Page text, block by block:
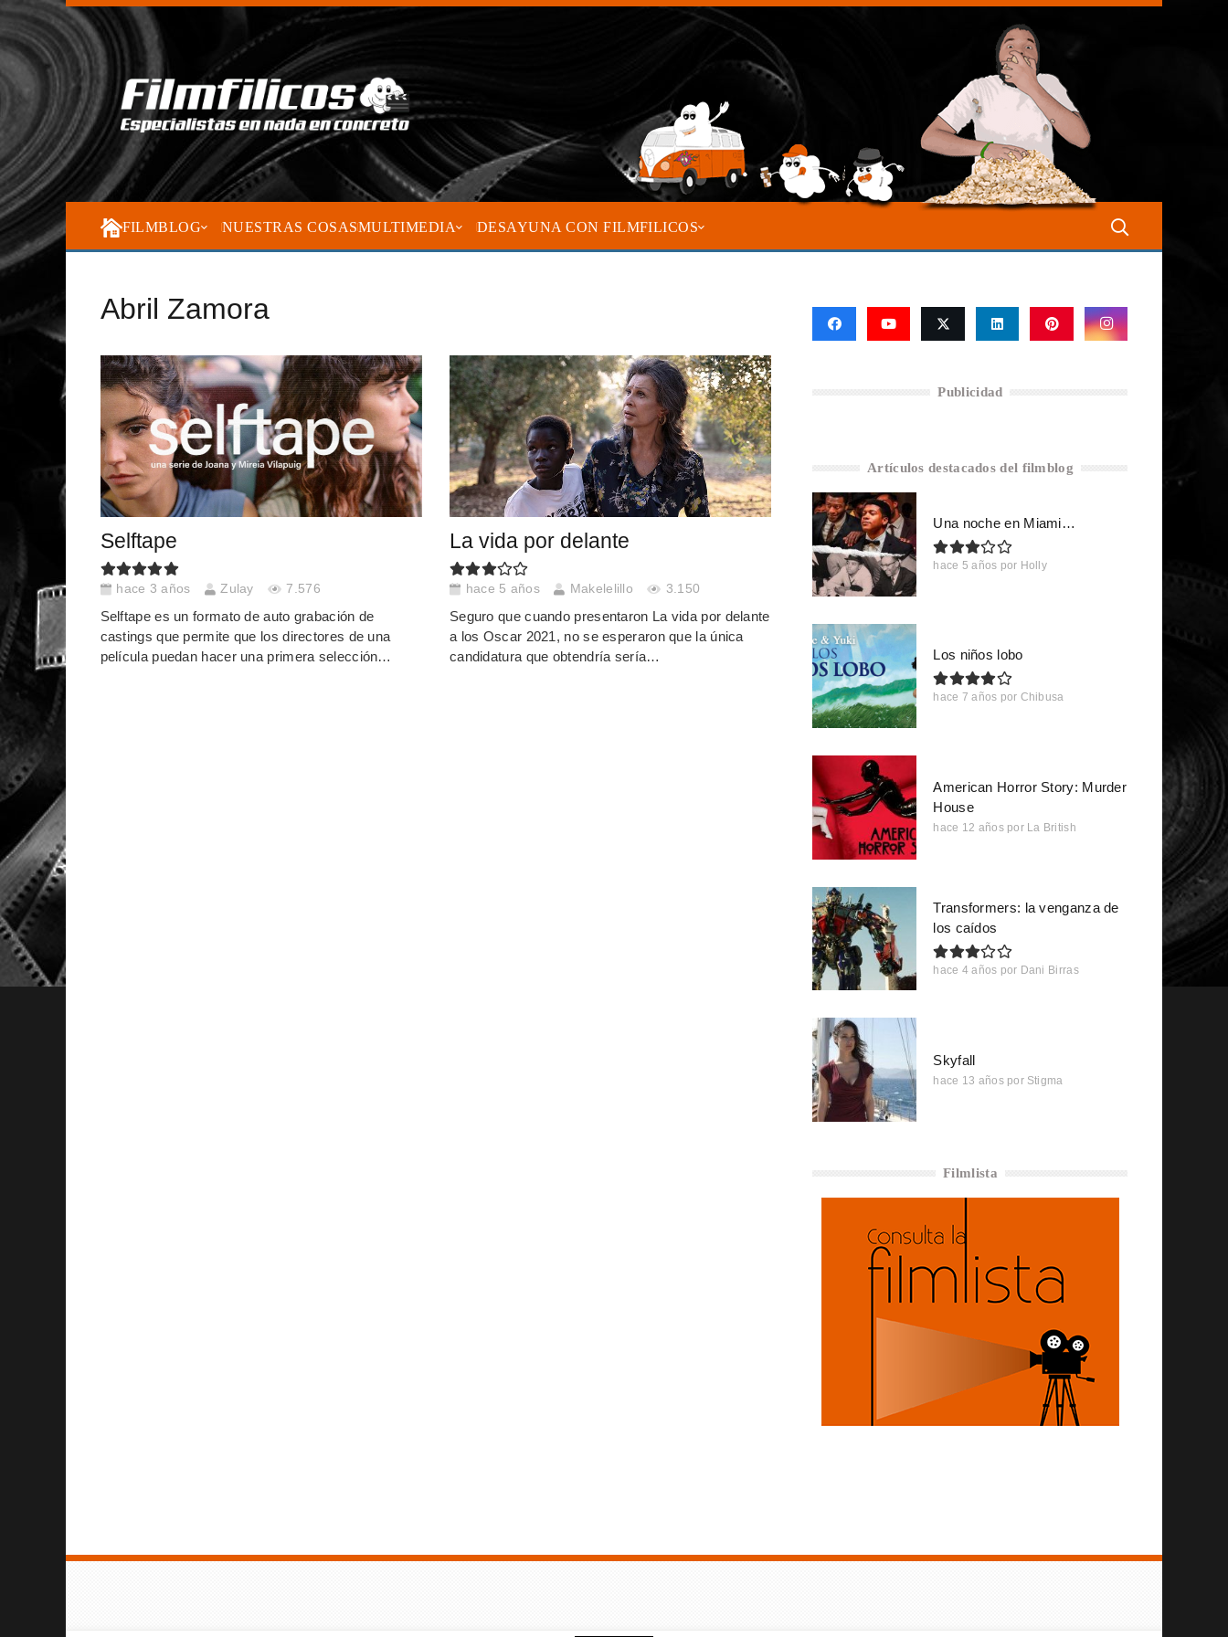
FILMBLOG NUESTRAS COSASMULTIMEDIA DESAYUNA CON FILMFILICOS
Abril Zamora
Selftape
hace 3 años Zulay 7.576
Selftape es un formato de auto grabación de
castings que permite que los directores de una
película puedan hacer una primera selección…
La vida por delante
hace 5 años Makelelillo 3.150
Seguro que cuando presentaron La vida por delante
a los Oscar 2021, no se esperaron que la única
candidatura que obtendría sería…
Publicidad
Artículos destacados del filmblog
Una noche en Miami…
hace 5 años por Holly
Los niños lobo
hace 7 años por Chibusa
American Horror Story: Murder
House
hace 12 años por La British
Transformers: la venganza de
los caídos
hace 4 años por Dani Birras
Skyfall
hace 13 años por Stigma
Filmlista